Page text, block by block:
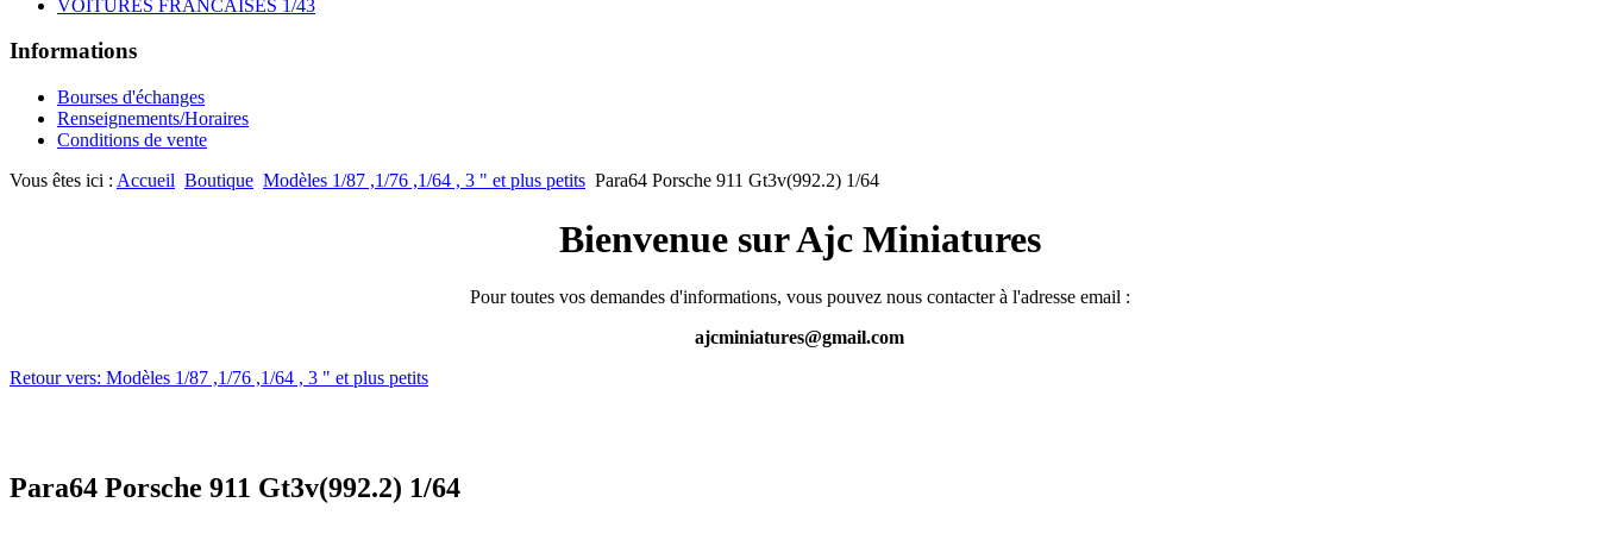
VOITURES FRANCAISES 1/43
Informations
Bourses d'échanges
Renseignements/Horaires
Conditions de vente
Vous êtes ici : Accueil Boutique Modèles 1/87 ,1/76 ,1/64 , 3 " et plus petits Para64 Porsche 911 Gt3v(992.2) 1/64
Bienvenue sur Ajc Miniatures
Pour toutes vos demandes d'informations, vous pouvez nous contacter à l'adresse email :
ajcminiatures@gmail.com
Retour vers: Modèles 1/87 ,1/76 ,1/64 , 3 " et plus petits
Para64 Porsche 911 Gt3v(992.2) 1/64